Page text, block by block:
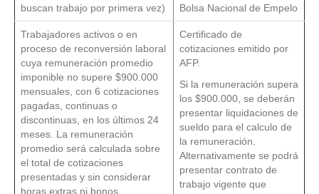
buscan trabajo por primera vez)
Bolsa Nacional de Empelo
Trabajadores activos o en
proceso de reconversión laboral
cuya remuneración promedio
imponible no supere $900.000
mensuales, con 6 cotizaciones
pagadas, continuas o
discontinuas, en los últimos 24
meses. La remuneración
promedio será calculada sobre
el total de cotizaciones
presentadas y sin considerar
horas extras ni bonos.
Certificado de
cotizaciones emitido por
AFP.
Si la remuneración supera
los $900.000, se deberán
presentar liquidaciones de
sueldo para el calculo de
la remuneración.
Alternativamente se podrá
presentar contrato de
trabajo vigente que